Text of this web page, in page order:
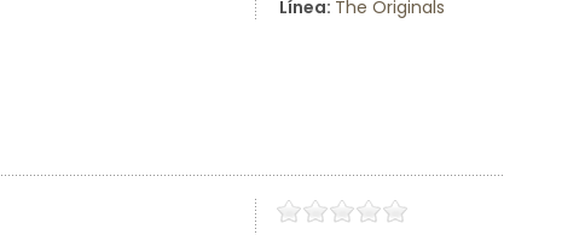
Línea: The Originals